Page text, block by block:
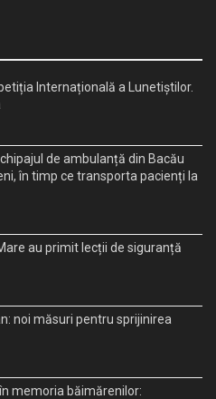
Internațională a Lunetiștilor.
de ambulanță din Bacău
în timp ce transporta pacienți la
au primit lecții de siguranță
noi măsuri pentru sprijinirea
memoria băimărenilor: